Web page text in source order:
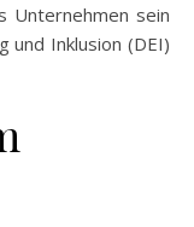
Unternehmen sein
und Inklusion (DEI)